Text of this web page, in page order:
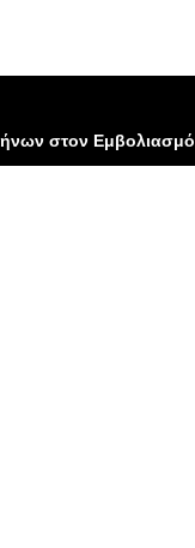
στον Εμβολιασμό